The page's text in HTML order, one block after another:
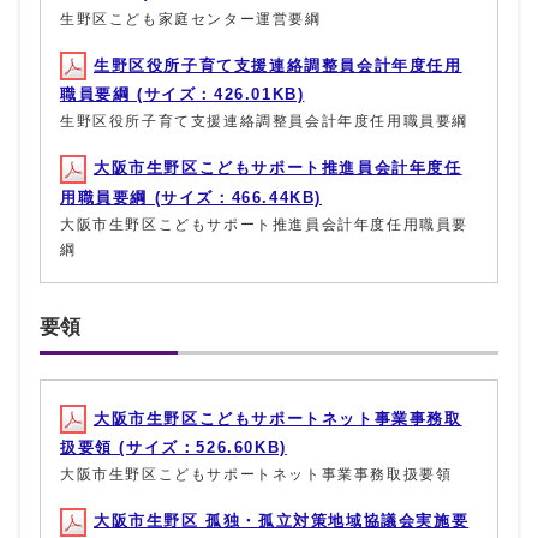
生野区こども家庭センター運営要綱
生野区役所子育て支援連絡調整員会計年度任用
職員要綱 (サイズ：426.01KB)
生野区役所子育て支援連絡調整員会計年度任用職員要綱
大阪市生野区こどもサポート推進員会計年度任
用職員要綱 (サイズ：466.44KB)
大阪市生野区こどもサポート推進員会計年度任用職員要
綱
要領
大阪市生野区こどもサポートネット事業事務取
扱要領 (サイズ：526.60KB)
大阪市生野区こどもサポートネット事業事務取扱要領
大阪市生野区 孤独・孤立対策地域協議会実施要